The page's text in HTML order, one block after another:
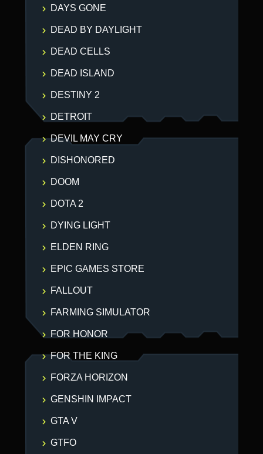
DAYS GONE
DEAD BY DAYLIGHT
DEAD CELLS
DEAD ISLAND
DESTINY 2
DETROIT
DEVIL MAY CRY
DISHONORED
DOOM
DOTA 2
DYING LIGHT
ELDEN RING
EPIC GAMES STORE
FALLOUT
FARMING SIMULATOR
FOR HONOR
FOR THE KING
FORZA HORIZON
GENSHIN IMPACT
GTA V
GTFO